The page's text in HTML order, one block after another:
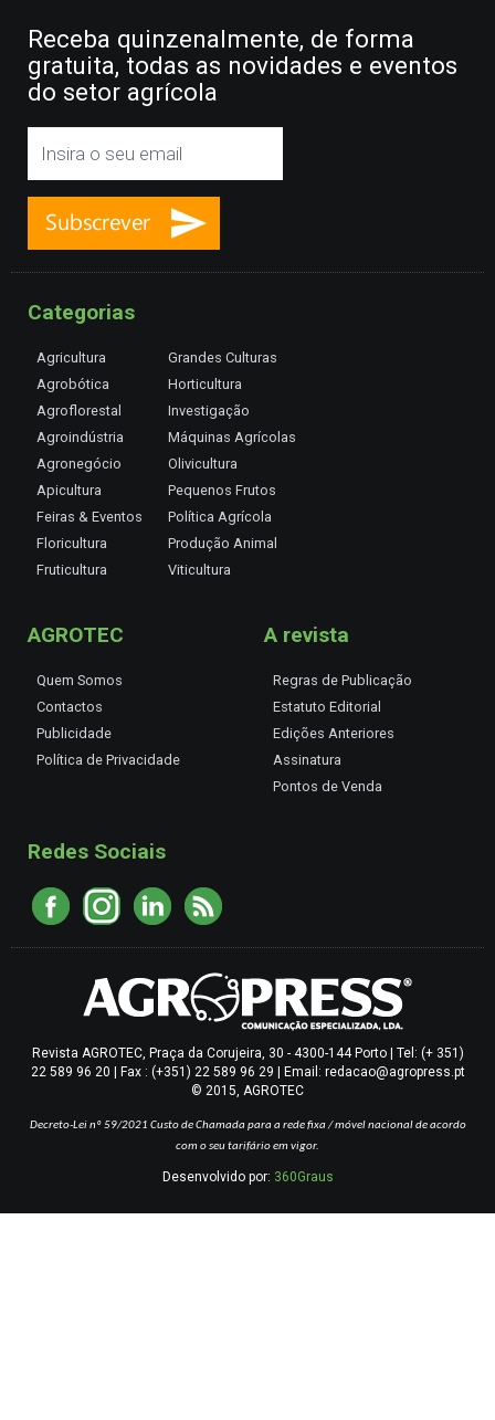
Receba quinzenalmente, de forma
gratuita, todas as novidades e eventos
do setor agrícola
Categorias
Agricultura
Agrobótica
Agroflorestal
Agroindústria
Agronegócio
Apicultura
Feiras & Eventos
Floricultura
Fruticultura
Grandes Culturas
Horticultura
Investigação
Máquinas Agrícolas
Olivicultura
Pequenos Frutos
Política Agrícola
Produção Animal
Viticultura
AGROTEC
Quem Somos
Contactos
Publicidade
Política de Privacidade
A revista
Regras de Publicação
Estatuto Editorial
Edições Anteriores
Assinatura
Pontos de Venda
Redes Sociais
Revista AGROTEC, Praça da Corujeira, 30 - 4300-144 Porto | Tel: (+ 351)
22 589 96 20 | Fax : (+351) 22 589 96 29 | Email: redacao@agropress.pt
© 2015, AGROTEC
Decreto-Lei nº 59/2021 Custo de Chamada para a rede fixa / móvel nacional de acordo
com o seu tarifário em vigor.
Desenvolvido por: 360Graus